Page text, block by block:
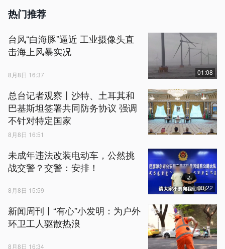
热门推荐
台风“白海豚”逼近 工业摄像头直
击海上风暴实况
8月8日 16:37 01:08
总台记者观察丨沙特、土耳其和
巴基斯坦签署共同防务协议 强调
不针对特定国家
8月8日 16:51
未成年违法改装电动车，公然挑
战交警？交警：安排！
8月8日 15:59 00:22
新闻周刊丨“有心”小发明：为户外
环卫工人驱散热浪
8月8日 16:34